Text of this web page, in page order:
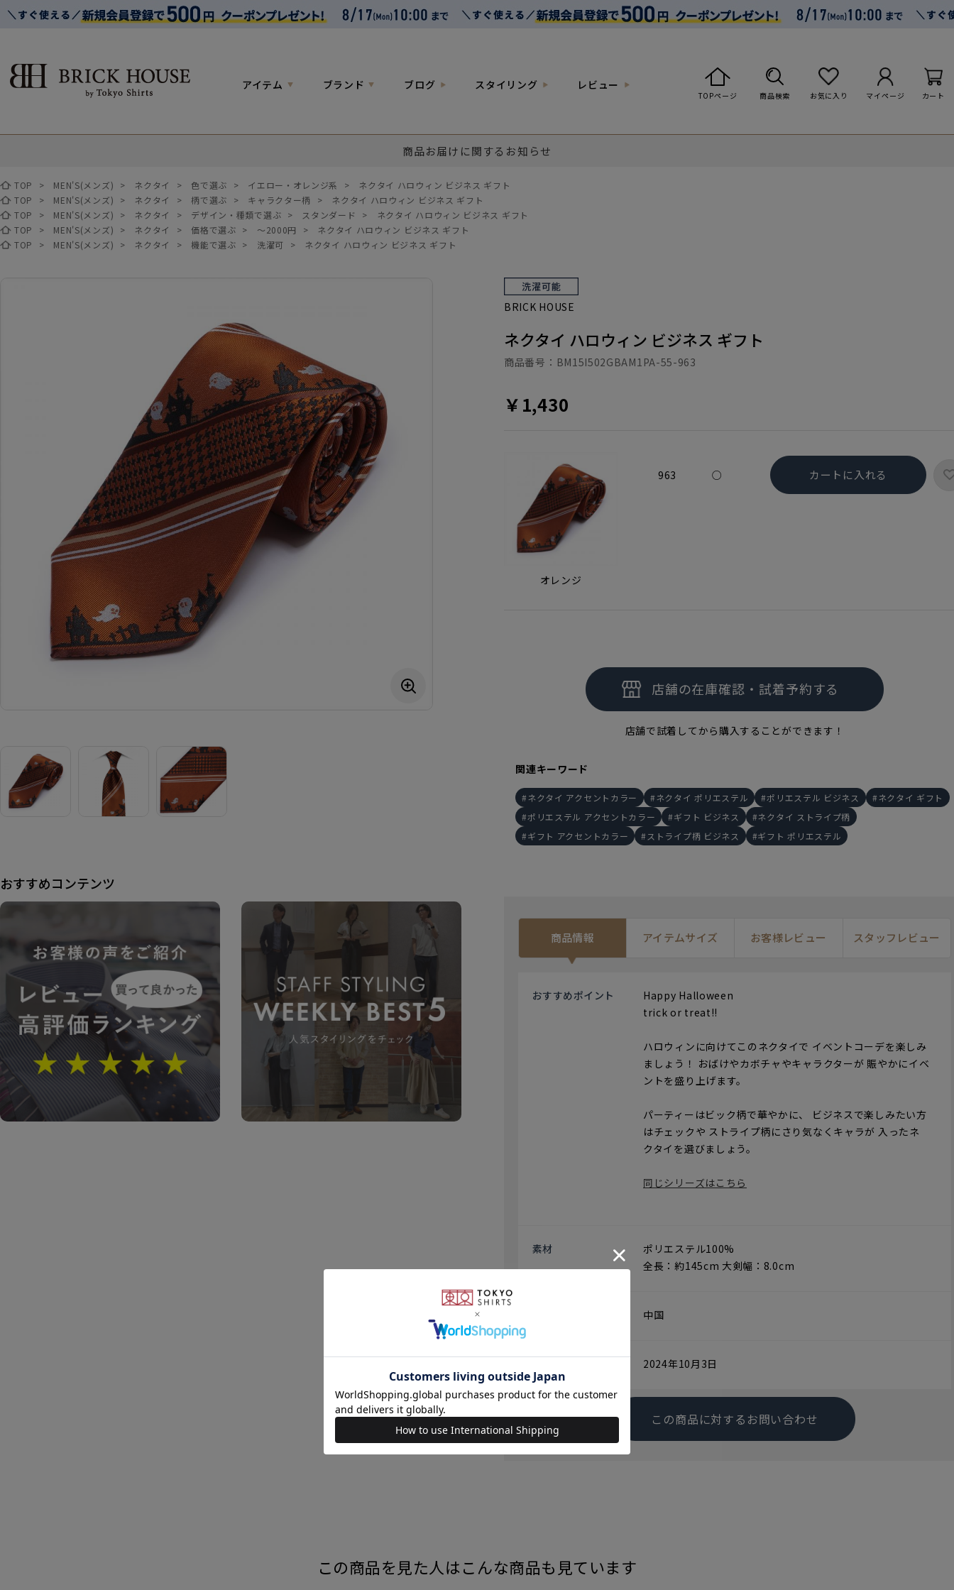
アイテム ブランド ブログ スタイリング レビュー
TOPページ 商品検索 お気に入り マイページ カート
商品お届けに関するお知らせ
TOP > MEN'S(メンズ) > ネクタイ > 色で選ぶ > イエロー・オレンジ系 >
ネクタイ ハロウィン ビジネス ギフト
TOP
> MEN'S(メンズ) > ネクタイ > 柄で選ぶ > キャラクター柄 >
ネクタイ ハロウィン ビジネス ギフト
TOP
> MEN'S(メンズ) > ネクタイ > デザイン・種類で選ぶ > スタンダード >
ネクタイ ハロウィン ビジネス ギフト
TOP
> MEN'S(メンズ) > ネクタイ > 価格で選ぶ > ～2000円 >
ネクタイ ハロウィン ビジネス ギフト
TOP
> MEN'S(メンズ) > ネクタイ > 機能で選ぶ > 洗濯可 > ネクタイ ハロウィン ビジネス ギフト
おすすめコンテンツ
BRICK HOUSE
ネクタイ ハロウィン ビジネス ギフト
￥1,430
商品番号： BM15I502GBAM1PA-55-963
オレンジ
963 ○ カートに入れる
店舗で試着してから購入することができます！
関連キーワード
ネクタイ アクセントカラー ネクタイ ポリエステル ポリエステル ビジネス
ネクタイ ギフト
ポリエステル アクセントカラー
ギフト ビジネス
ネクタイ ストライプ柄
ギフト アクセントカラー
ストライプ柄 ビジネス ギフト ポリエステル
商品情報 アイテムサイズ お客様レビュー スタッフレビュー
おすすめポイント
Happy Halloween
trick or treat!!
ハロウィンに向けてこのネクタイで イベントコーデを楽しみ
ましょう！ おばけやカボチャやキャラクターが 賑やかにイベ
ントを盛り上げます。
パーティーはビック柄で華やかに、 ビジネスで楽しみたい方
はチェックや ストライプ柄にさり気なくキャラが 入ったネ
クタイを選びましょう。
同じシリーズはこちら
素材
ポリエステル100%
全長：約145cm 大剣幅：8.0cm
中国
2024年10月3日
この商品に対するお問い合わせ
この商品を見た人はこんな商品も見ています